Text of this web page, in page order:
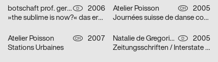
botschaft prof. gertrud nolte visuelle kommunikation und beratung D
2006
»the sublime is now?« das erhabene in der zeitgenössischen kunst
Atelier Poisson CH
2005
Journées suisse de danse contemporaine 2006
Atelier Poisson CH
2007
Stations Urbaines
Natalie de Gregorio, Manuel Dollt, Sebastian Fischer, Philipp Hubert, Tina Pachner D
2005
Zeitungsschriften / Interstate / Zu Peter Behrens / Dialog über Schrift und Typografie / Herbert Bayer und das Bauhaus